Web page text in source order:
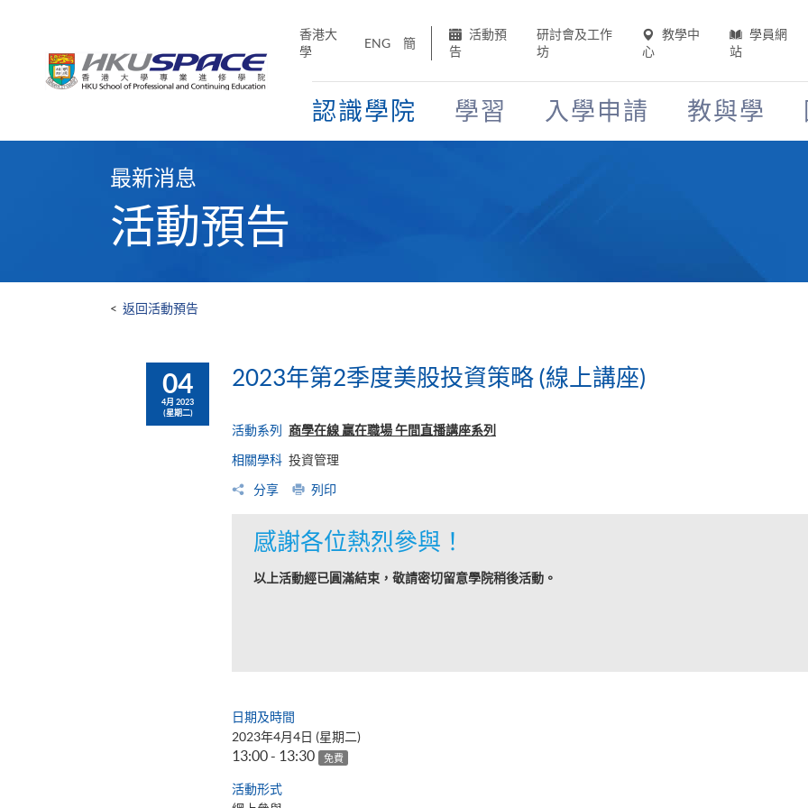
香港大
學
ENG 簡
活動預
告
研討會及工作
坊
教學中
心
學員網
站
認識學院 學習 入學申請 教與學
最新消息
活動預告
< 返回活動預告
04
4月 2023
(星期二)
2023年第2季度美股投資策略 (線上講座)
活動系列 商學在線 贏在職場 午間直播講座系列
相關學科 投資管理
分享 列印
感謝各位熱烈參與！
以上活動經已圓滿結束，敬請密切留意學院稍後活動。
日期及時間
2023年4月4日 (星期二)
13:00 - 13:30 免費
活動形式